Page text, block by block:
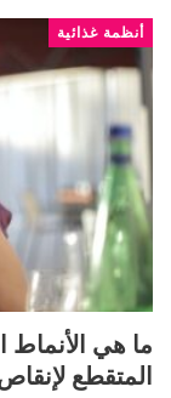
أنظمة غذائية
ما هي الأنماط
المتقطع